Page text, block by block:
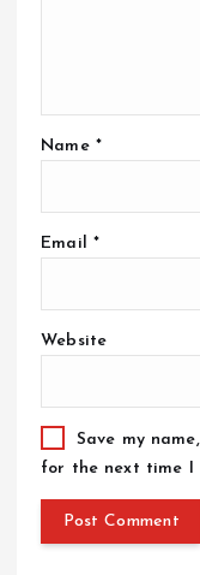
Name *
Email *
Website
Save my
for the next time I